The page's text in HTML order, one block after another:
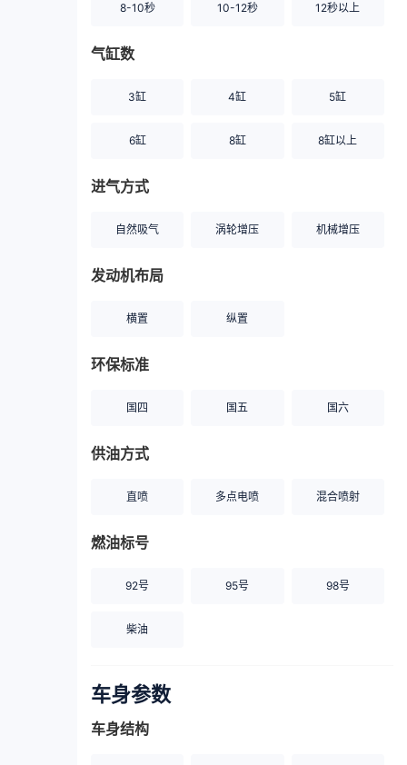
8-10秒 10-12秒 12秒以上
气缸数
3缸 4缸 5缸
6缸 8缸 8缸以上
进气方式
自然吸气 涡轮增压 机械增压
发动机布局
横置 纵置
环保标准
国四 国五 国六
供油方式
直喷 多点电喷 混合喷射
燃油标号
92号 95号 98号
柴油
车身参数
车身结构